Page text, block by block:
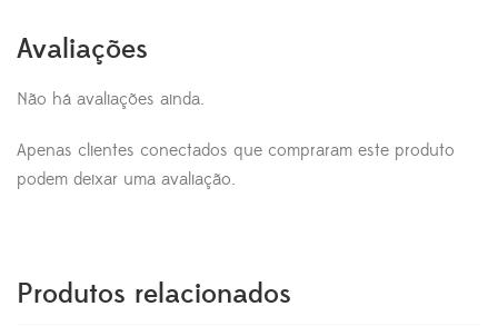
Avaliações
Não há avaliações ainda.
Apenas clientes conectados que compraram este produto
podem deixar uma avaliação.
Produtos relacionados